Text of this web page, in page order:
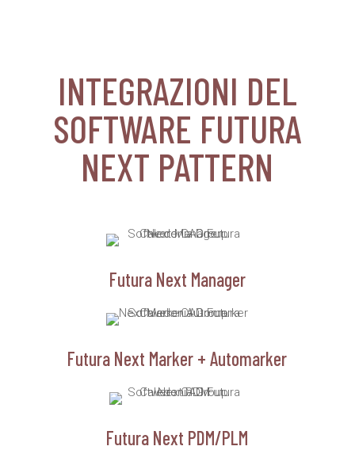
INTEGRAZIONI DEL
SOFTWARE FUTURA
NEXT PATTERN
Futura Next Manager
Futura Next Marker + Automarker
Futura Next PDM/PLM